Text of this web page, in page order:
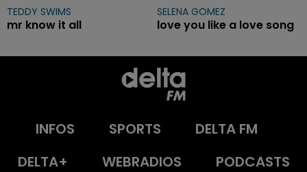
TEDDY SWIMS
mr know it all
SELENA GOMEZ
love you like a love song
INFOS SPORTS
DELTA FM
DELTA+
WEBRADIOS
PODCASTS